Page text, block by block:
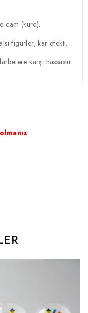
cam (küre).
figürler, kar efekti.
karşı hassastır.